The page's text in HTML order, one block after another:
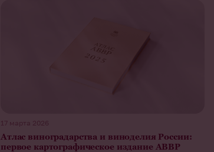
17 марта 2026
Атлас виноградарства и виноделия России:
первое картографическое издание АВВР